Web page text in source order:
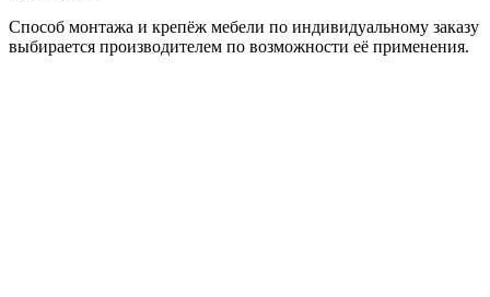
Способ монтажа и крепёж мебели по индивидуальному заказу
выбирается производителем по возможности её применения.